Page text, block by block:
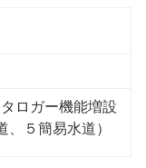
ロガー機能増設
５簡易水道）